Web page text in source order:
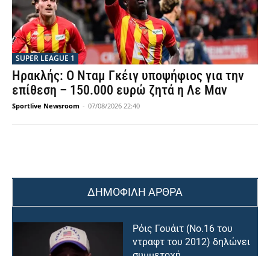
SUPER LEAGUE 1
Ηρακλής: Ο Νταμ Γκέιγ υποψήφιος για την
επίθεση – 150.000 ευρώ ζητά η Λε Μαν
Sportlive Newsroom - 07/08/2026 22:40
ΔΗΜΟΦΙΛΗ ΑΡΘΡΑ
Ρόις Γουάιτ (Νο.16 του
ντραφτ του 2012) δηλώνει